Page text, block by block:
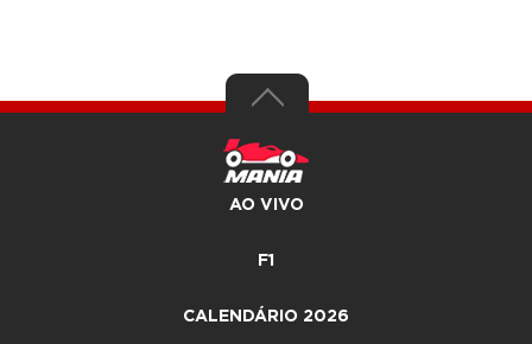
AO VIVO
F1
CALENDÁRIO 2026